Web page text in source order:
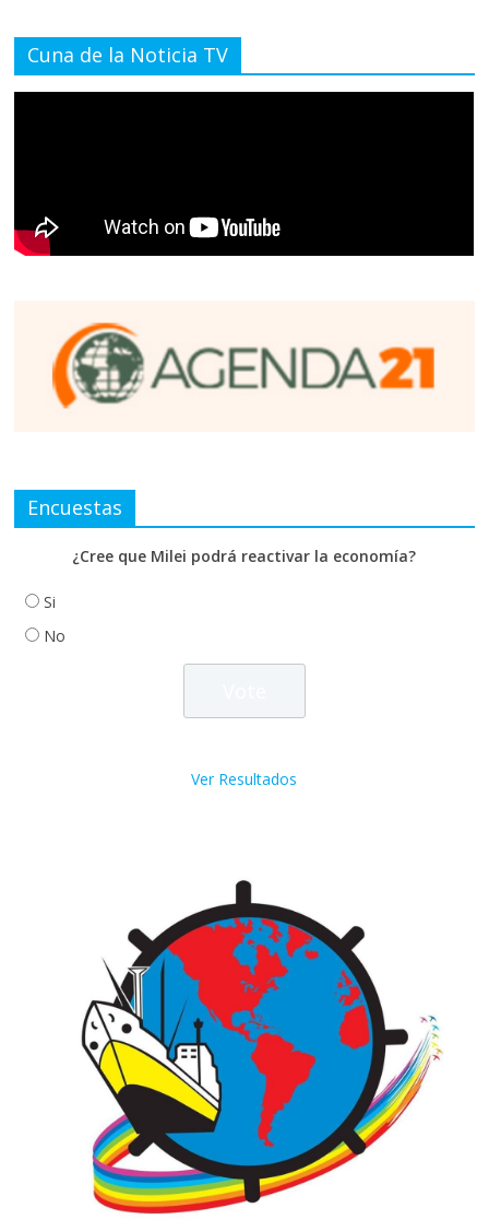
Cuna de la Noticia TV
Encuestas
¿Cree que Milei podrá reactivar la economía?
Si
No
Ver Resultados